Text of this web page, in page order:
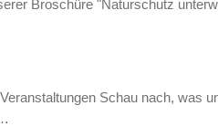
Broschüre "Naturschutz
Schau nach, was